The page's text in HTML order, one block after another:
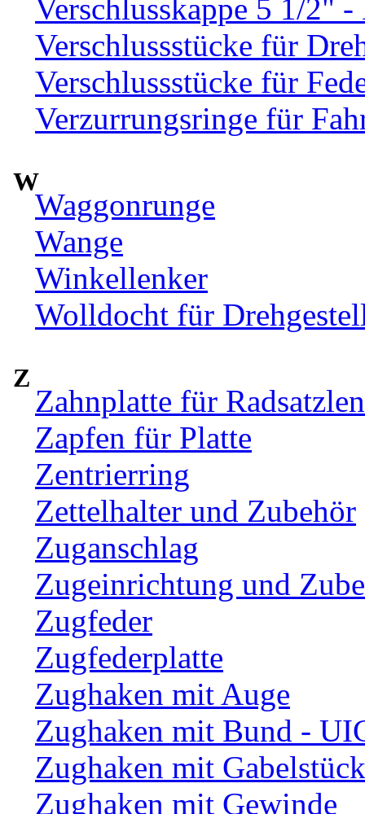
Verschlusskappe 5 1/2"
Verschlussstücke für
Verschlussstücke für
Verzurrungsringe für
W
Waggonrunge
Wange
Winkellenker
Wolldocht für
Z
Zahnplatte für
Zapfen für Platte
Zentrierring
Zettelhalter und Zubehör
Zuganschlag
Zugeinrichtung und
Zugfeder
Zugfederplatte
Zughaken mit Auge
Zughaken mit Bund -
Zughaken mit Gabelstück
Zughaken mit Gewinde